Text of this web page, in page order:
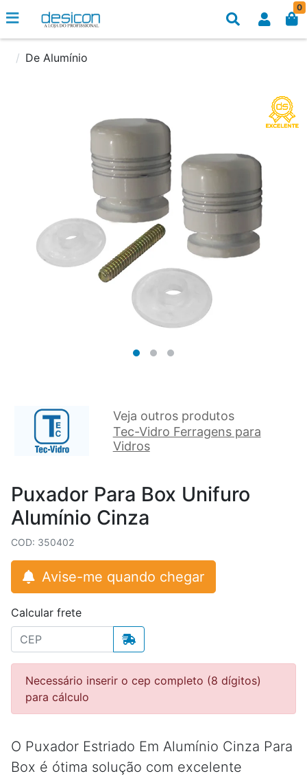
0
De Alumínio
Veja outros produtos
Tec-Vidro Ferragens para
Vidros
Puxador Para Box Unifuro
Alumínio Cinza
COD: 350402
Avise-me quando chegar
Calcular frete
Necessário inserir o cep completo (8 dígitos)
para cálculo
O Puxador Estriado Em Alumínio Cinza Para
Box é ótima solução com excelente